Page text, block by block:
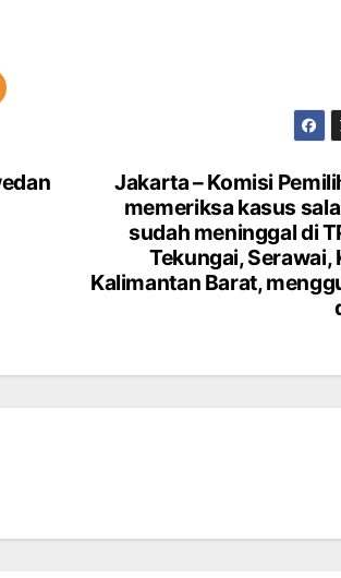
Jakarta – Komisi
memeriksa kasus
sudah meninggal di
Tekungai,
Kalimantan Barat,